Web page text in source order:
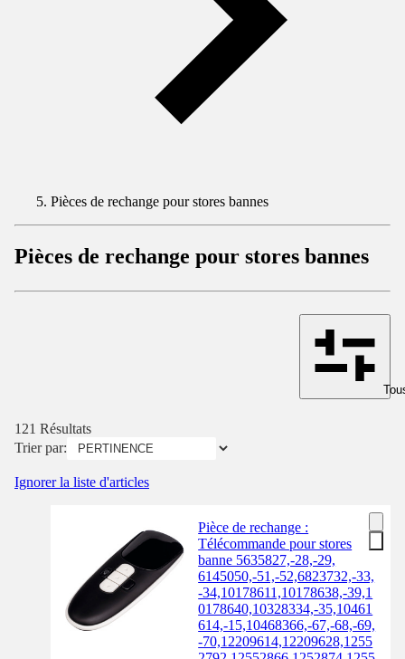
Pièces de rechange pour stores bannes
Pièces de rechange pour stores bannes
121 Résultats
Trier par:
Ignorer la liste d'articles
Pièce de rechange :
Télécommande pour stores
banne 5635827,-28,-29,
6145050,-51,-52,6823732,-33,
-34,10178611,10178638,-39,1
0178640,10328334,-35,10461
614,-15,10468366,-67,-68,-69,
-70,12209614,12209628,1255